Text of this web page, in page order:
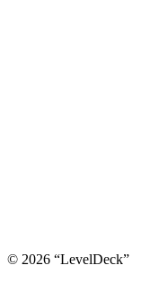
© 2026 “LevelDeck”